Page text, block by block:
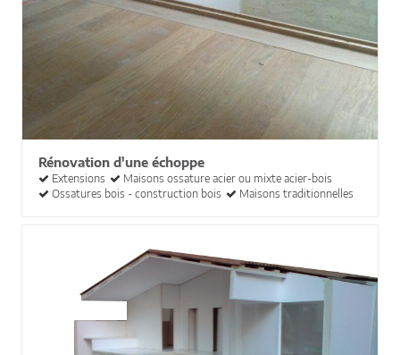
Rénovation d'une échoppe
Extensions
Maisons ossature acier ou mixte acier-bois
Ossatures bois - construction bois
Maisons traditionnelles